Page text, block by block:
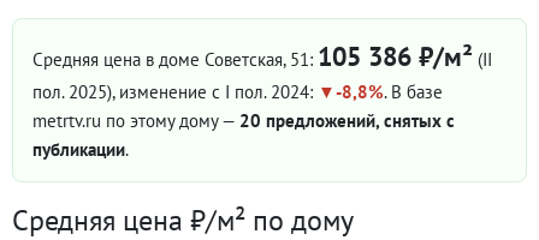
Средняя цена в доме Советская, 51: 105 386 ₽/м² (II
пол. 2025), изменение с I пол. 2024: -8,8%. В базе
metrtv.ru по этому дому — 20 предложений, снятых с
публикации.
Средняя цена ₽/м² по дому